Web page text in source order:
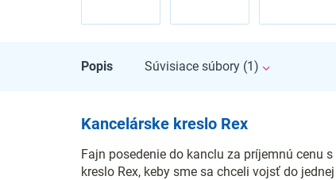
Popis Súvisiace súbory (1)
Kancelárske kreslo Rex
Fajn posedenie do kanclu za príjemnú cenu
kreslo Rex, keby sme sa chceli vojsť do